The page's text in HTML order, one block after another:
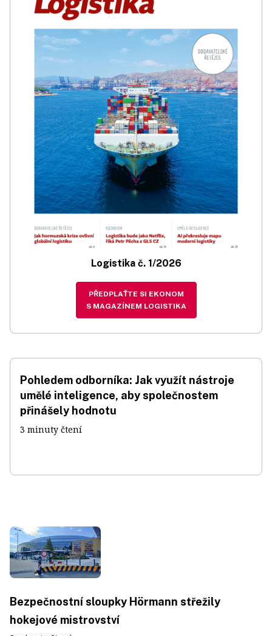
Logistika č. 1/2026
PŘEDPLAŤTE SI EKONOM
S MAGAZÍNEM LOGISTIKA
Pohledem odborníka: Jak využít nástroje
umělé inteligence, aby společnostem
přinášely hodnotu
3 minuty čtení
Bezpečnostní sloupky Hörmann střežily
hokejové mistrovství